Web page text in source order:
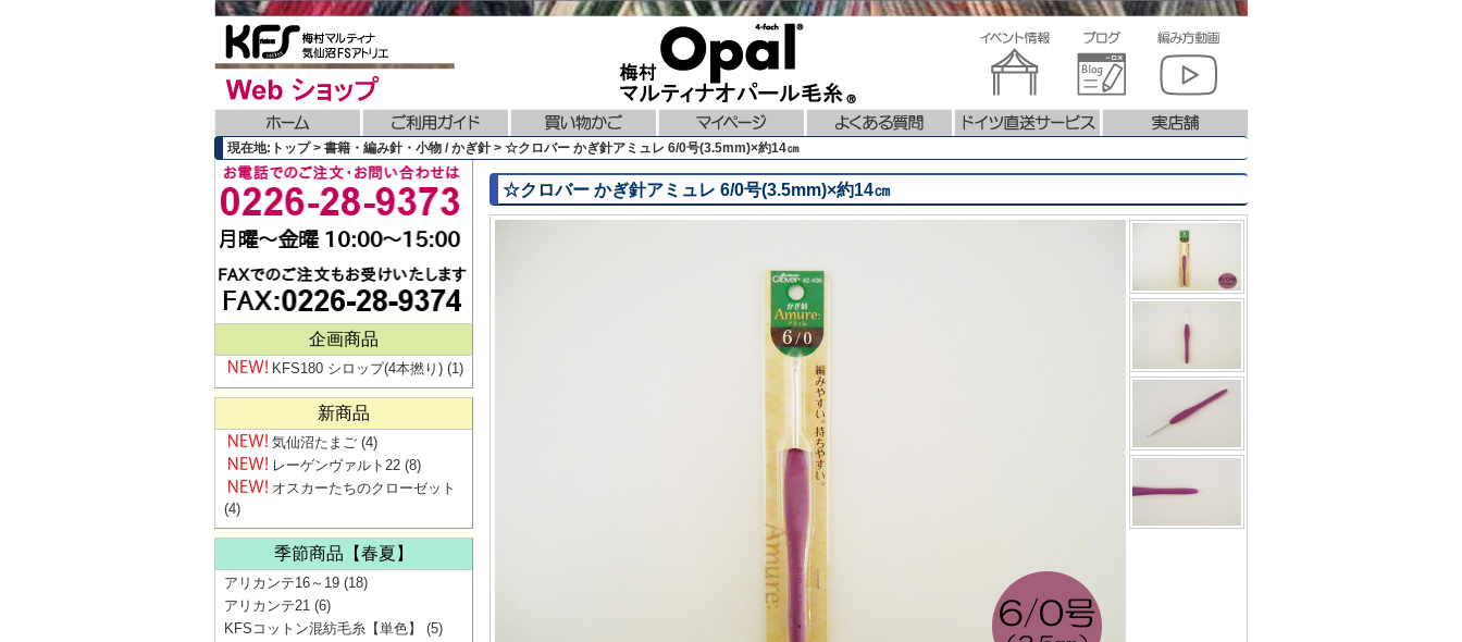
現在地:トップ > 書籍・編み針・小物 / かぎ針 > ☆クロバー かぎ針アミュレ 6/0号(3.5mm)×約14㎝
☆クロバー かぎ針アミュレ 6/0号(3.5mm)×約14㎝
企画商品
KFS180 シロップ(4本撚り) (1)
新商品
気仙沼たまご (4)
レーゲンヴァルト22 (8)
オスカーたちのクローゼット
(4)
季節商品【春夏】
アリカンテ16～19 (18)
アリカンテ21 (6)
KFSコットン混紡毛糸【単色】
(5)